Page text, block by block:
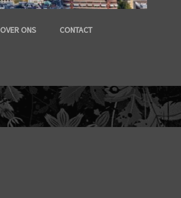
OVER ONS CONTACT